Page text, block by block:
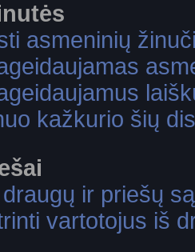
asmeninių
kažkurio šių
ir priešų
vartotojus iš